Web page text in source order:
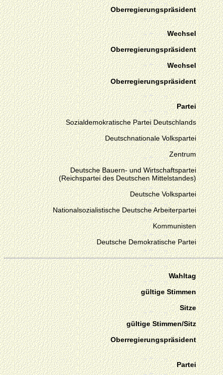
Oberregierungspräsident
Wechsel
Oberregierungspräsident
Wechsel
Oberregierungspräsident
Partei
Sozialdemokratische Partei Deutschlands
Deutschnationale Volkspartei
Zentrum
Deutsche Bauern- und Wirtschaftspartei
(Reichspartei des Deutschen Mittelstandes)
Deutsche Volkspartei
Nationalsozialistische Deutsche Arbeiterpartei
Kommunisten
Deutsche Demokratische Partei
Wahltag
gültige Stimmen
Sitze
gültige Stimmen/Sitz
Oberregierungspräsident
Partei